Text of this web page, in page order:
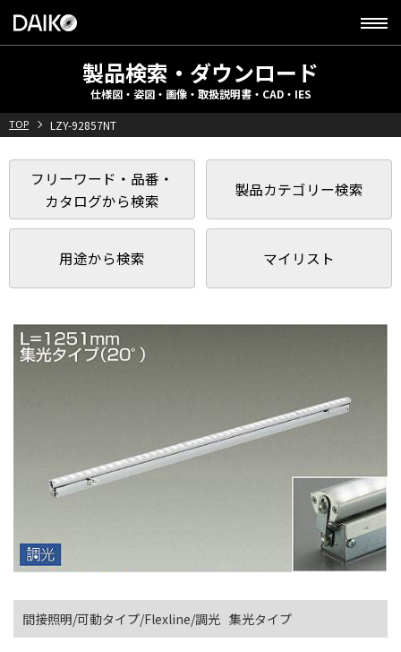
製品検索・ダウンロード
仕様図・姿図・画像・取扱説明書・CAD・IES
TOP LZY-92857NT
フリーワード・品番・
カタログから検索
製品カテゴリー検索
用途から検索 マイリスト
間接照明/可動タイプ/Flexline/調光 集光タイプ